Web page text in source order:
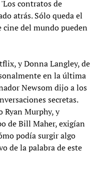
contratos de
atrás. Sólo queda el
cine del mundo pueden
y Donna Langley, de
en la última
Newsom dijo a los
secretas.
Ryan Murphy, y
de Bill Maher, exigían
podía surgir algo
de la palabra de este